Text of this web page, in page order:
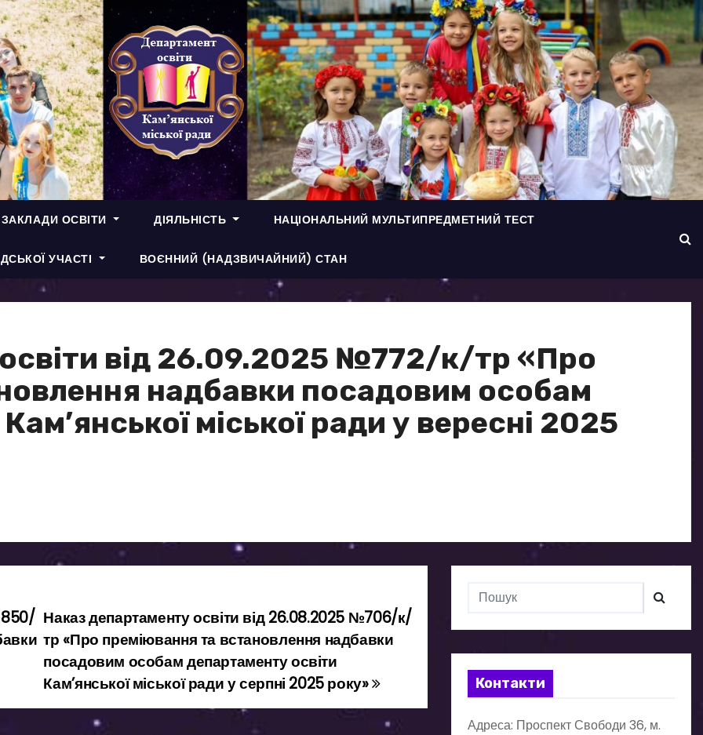
ОСВІТИ ДІЯЛЬНІСТЬ НАЦІОНАЛЬНИЙ МУЛЬТИПРЕДМЕТНИЙ ТЕСТ
УЧАСТІ ВОЄННИЙ (НАДЗВИЧАЙНИЙ) СТАН
від 26.09.2025 №772/к/тр «Про
надбавки посадовим особам
міської ради у вересні 2025
Наказ департаменту освіти від 26.08.2025 №706/к/
тр «Про преміювання та встановлення надбавки
посадовим особам департаменту освіти
Кам’янської міської ради у серпні 2025 року»
Контакти
Адреса: Проспект Свободи 36, м.